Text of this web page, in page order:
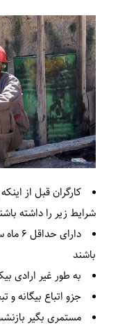
کارگران قبل از
شرایط زیر را داشته
باشند
به طور غیر ارادی
جزو اتباع بیگانه و
مستمری بگیر